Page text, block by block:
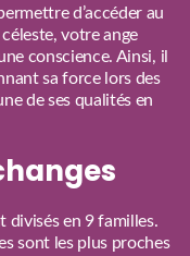
d’accéder au
votre ange
conscience. Ainsi, il
sa force lors des
de ses qualités en
divisés en 9 familles.
sont les plus proches